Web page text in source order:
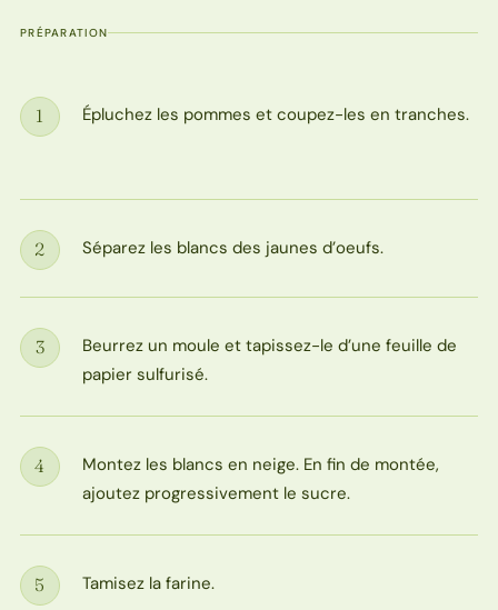
PRÉPARATION
Étape
1 Épluchez les pommes et coupez-les en tranches.
Étape
2 Séparez les blancs des jaunes d’oeufs.
Étape
3
Beurrez un moule et tapissez-le d’une feuille de
papier sulfurisé.
Étape
4
Montez les blancs en neige. En fin de montée,
ajoutez progressivement le sucre.
Étape
5 Tamisez la farine.